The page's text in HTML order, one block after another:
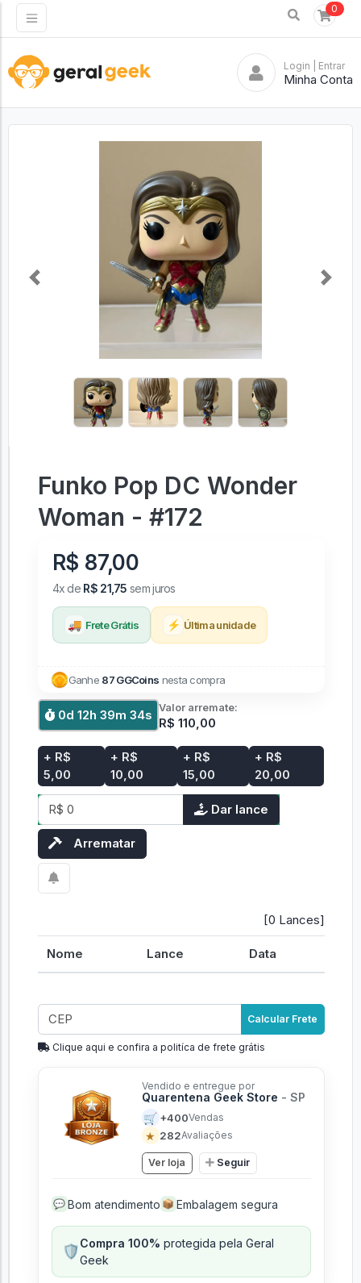
0
Login | Entrar
Minha Conta
Previous Next
Funko Pop DC Wonder
Woman - #172
R$ 87,00
4x de R$ 21,75 sem juros
🚚 Frete Grátis ⚡ Última unidade
Ganhe 87 GGCoins nesta compra
0d 12h 39m 34s Valor arremate:
R$ 110,00
+ R$
5,00
+ R$
10,00
+ R$
15,00
+ R$
20,00
Dar lance
Arrematar
[0 Lances]
Nome Lance Data
Calcular Frete
Clique aqui e confira a politíca de frete grátis
Vendido e entregue por
Quarentena Geek Store - SP
🛒 +400Vendas
★ 282Avaliações
Ver loja Seguir
💬 Bom atendimento 📦 Embalagem segura
🛡️Compra 100% protegida pela Geral
Geek